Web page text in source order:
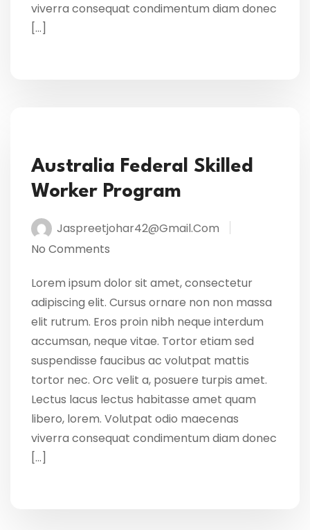
viverra consequat condimentum diam donec
[…]
Australia Federal Skilled
Worker Program
Jaspreetjohar42@gmail.com
No Comments
Lorem ipsum dolor sit amet, consectetur
adipiscing elit. Cursus ornare non non massa
elit rutrum. Eros proin nibh neque interdum
accumsan, neque vitae. Tortor etiam sed
suspendisse faucibus ac volutpat mattis
tortor nec. Orc velit a, posuere turpis amet.
Lectus lacus lectus habitasse amet quam
libero, lorem. Volutpat odio maecenas
viverra consequat condimentum diam donec
[…]